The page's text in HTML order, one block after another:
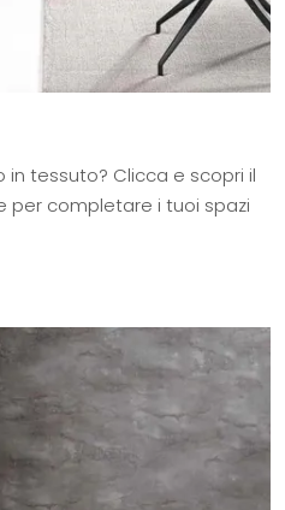
in tessuto? Clicca e scopri il
per completare i tuoi spazi